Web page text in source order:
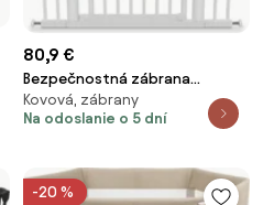
80,9 €
Bezpečnostná zábrana
Guardian 3.5 biela
Kovová, zábrany
Na odoslanie o 5 dní
-20 %